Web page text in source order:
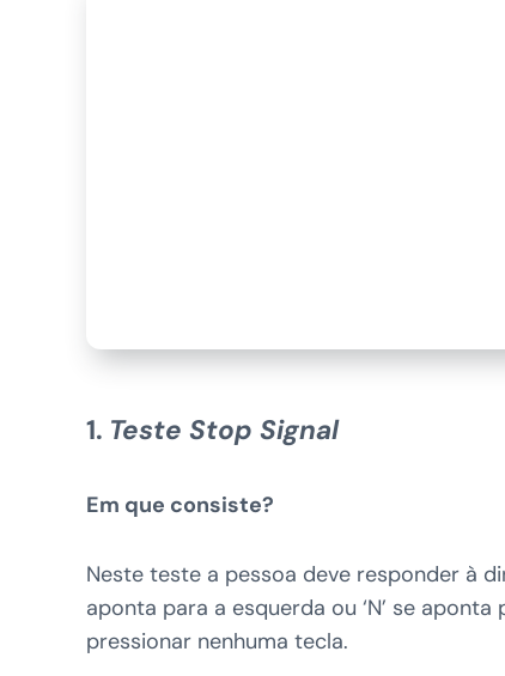
1. Teste Stop Signal
Em que consiste?
Neste teste a pessoa deve responder à
aponta para a esquerda ou ‘N’ se
pressionar nenhuma tecla.